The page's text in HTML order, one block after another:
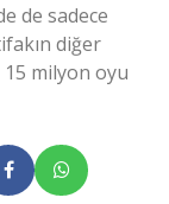
de sadece
diğer
milyon oyu